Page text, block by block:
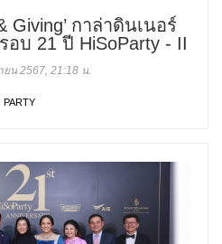
Giving’ กาล่าดินเนอร์
บ 21 ปี HiSoParty - II
น 2567, 21:18 น.
PARTY